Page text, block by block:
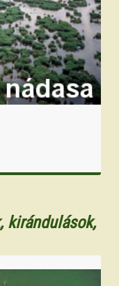
kirándulások,